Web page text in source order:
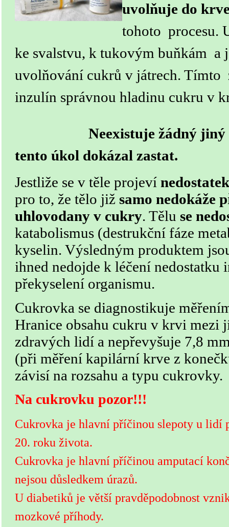
uvolňuje do
tohoto procesu.
ke svalstvu, k tukovým buňkám a
uvolňování cukrů v játrech. Tímto
inzulín správnou hladinu cukru v
Neexistuje žádný
tento úkol dokázal zastat.
Jestliže se v těle projeví
pro to, že tělo již samo nedokáže
uhlovodany v cukry. Tělu se
katabolismus (destrukční fáze
kyselin. Výsledným produktem
ihned nedojde k léčení nedostatku
překyselení organismu.
Cukrovka se diagnostikuje
Hranice obsahu cukru v krvi mezi
zdravých lidí a nepřevyšuje 7,8
(při měření kapilární krve z
závisí na rozsahu a typu cukrovky.
Na cukrovku pozor!!!
Cukrovka je hlavní příčinou slepoty u lidí
20. roku života.
Cukrovka je hlavní příčinou amputací
nejsou důsledkem úrazů.
U diabetiků je větší pravděpodobnost
mozkové příhody.